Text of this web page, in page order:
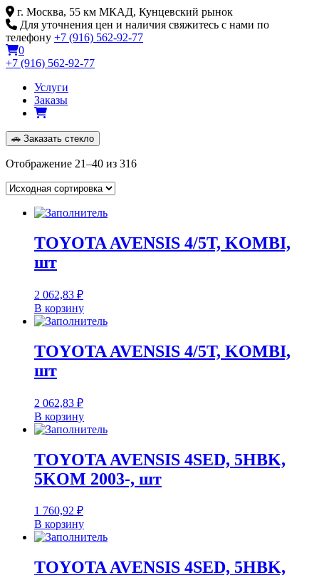
Skip
to
content
г. Москва, 55 км МКАД, Кунцевский рынок
Для уточнения цен и наличия свяжитесь с нами по
телефону +7 (916) 562-92-77
0
+7 (916) 562-92-77
Услуги
Заказы
🚗 Заказать стекло
Отображение 21–40 из 316
TOYOTA AVENSIS 4/5T, KOMBI,
шт
2 062,83 ₽
В корзину
TOYOTA AVENSIS 4/5T, KOMBI,
шт
2 062,83 ₽
В корзину
TOYOTA AVENSIS 4SED, 5HBK,
5KOM 2003-, шт
1 760,92 ₽
В корзину
TOYOTA AVENSIS 4SED, 5HBK,